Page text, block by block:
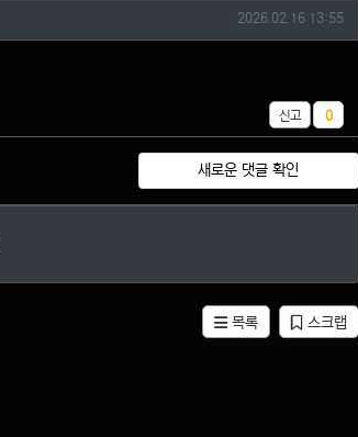
작성일
2026.02.16 13:55
신고 추천
0
새로운 댓글 확인
목록 스크랩